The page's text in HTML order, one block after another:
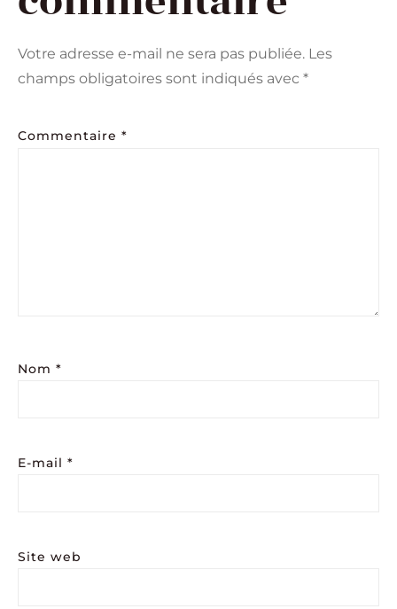
Votre adresse e-mail ne sera pas publiée. Les
champs obligatoires sont indiqués avec *
Commentaire *
Nom *
E-mail *
Site web